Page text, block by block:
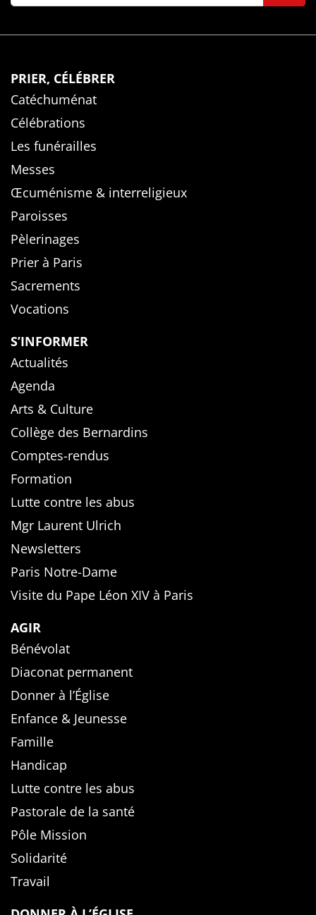
PRIER, CÉLÉBRER
Catéchuménat
Célébrations
Les funérailles
Messes
Œcuménisme & interreligieux
Paroisses
Pèlerinages
Prier à Paris
Sacrements
Vocations
S’INFORMER
Actualités
Agenda
Arts & Culture
Collège des Bernardins
Comptes-rendus
Formation
Lutte contre les abus
Mgr Laurent Ulrich
Newsletters
Paris Notre-Dame
Visite du Pape Léon XIV à Paris
AGIR
Bénévolat
Diaconat permanent
Donner à l’Église
Enfance & Jeunesse
Famille
Handicap
Lutte contre les abus
Pastorale de la santé
Pôle Mission
Solidarité
Travail